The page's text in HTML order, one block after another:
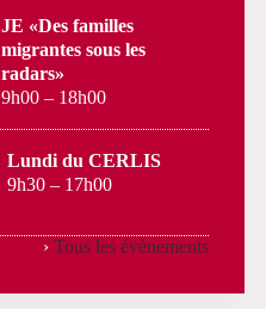
JE «Des familles
migrantes sous les
radars»
9h00 – 18h00
Lundi du CERLIS
9h30 – 17h00
› Tous les évènements